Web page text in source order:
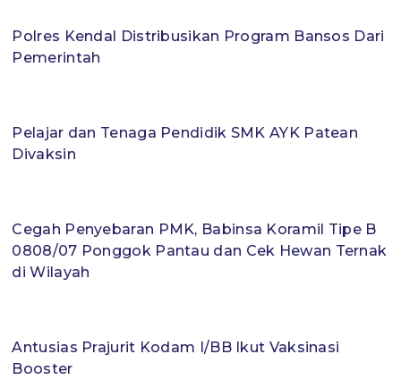
Polres Kendal Distribusikan Program Bansos Dari
Pemerintah
Pelajar dan Tenaga Pendidik SMK AYK Patean
Divaksin
Cegah Penyebaran PMK, Babinsa Koramil Tipe B
0808/07 Ponggok Pantau dan Cek Hewan Ternak
di Wilayah
Antusias Prajurit Kodam I/BB Ikut Vaksinasi
Booster